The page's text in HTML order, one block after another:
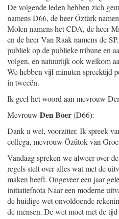
De volgende leden hebben zich
namens D66, de heer Öztürk
Molen namens het CDA, de heer
en de heer Van Raak namens de
publiek op de publieke tribune en
volgen, en natuurlijk ook welkom
We hebben vijf minuten spreektijd
in tweeën.
Ik geef het woord aan mevrouw
Mevrouw Den Boer(D66):
Dank u wel, voorzitter. Ik spreek
collega, mevrouw Özütok van
Vandaag spreken we alweer over
regels stelt over alles wat met de
maken heeft. Ongeveer een jaar
initiatiefnota Naar een moderne
de huidige wet onvoldoende
de mensen. De wet moet met de